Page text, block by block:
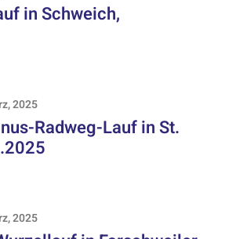
in Schweich,
2025
Radweg-Lauf in St.
2025